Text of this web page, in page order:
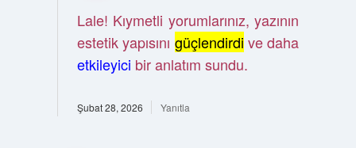
Lale! Kıymetli yorumlarınız, yazının
estetik yapısını güçlendirdi ve daha
etkileyici bir anlatım sundu.
Şubat 28, 2026 Yanıtla